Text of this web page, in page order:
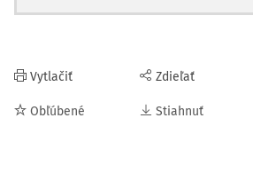
Vytlačiť
Obľúbené
Zdieľať
Stiahnuť